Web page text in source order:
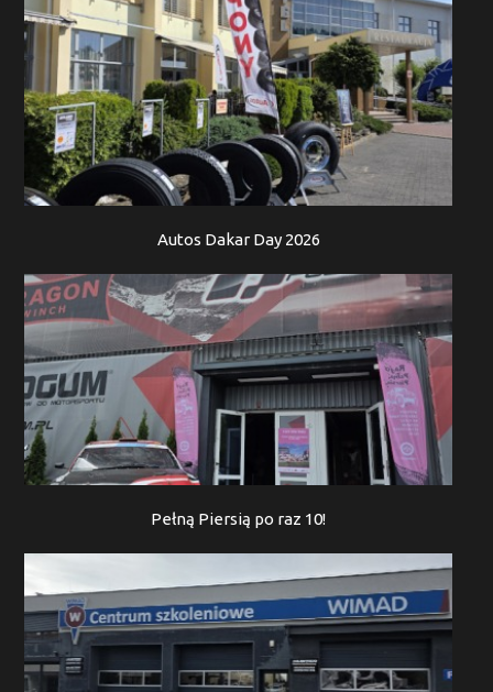
Autos Dakar Day 2026
Pełną Piersią po raz 10!